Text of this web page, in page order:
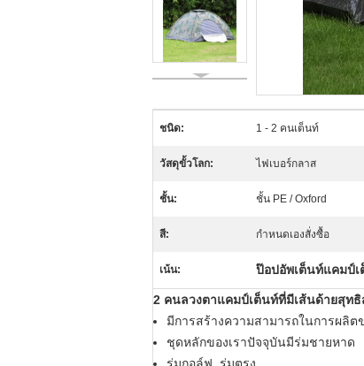
ชนิด: 1 - 2 คนเต็นท์
วัสดุขั้วโลก: ไฟเบอร์กลาส
ชั้น: ชั้น PE / Oxford
สี: กำหนดเองสั่งซื้อ
เน้น: ป๊อปอัพเต็นท์แคมป์
2 คนลวงตาแคมป์เต็นท์ที่มีเส้นด้ายสุท
มีการสร้างความสามารถในการผลิ
ชุดหลักของเราปัจจุบันมีร่มชายหาด